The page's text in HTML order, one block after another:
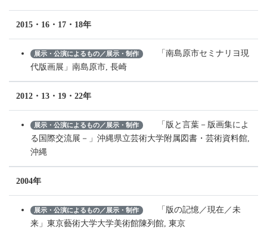
2015・16・17・18年
展示・公演によるもの／展示・制作
「南島原市セミナリヨ現
代版画展」南島原市, 長崎
2012・13・19・22年
展示・公演によるもの／展示・制作
「版と言葉－版画集によ
る国際交流展－」沖縄県立芸術大学附属図書・芸術資料館,
沖縄
2004年
展示・公演によるもの／展示・制作
「版の記憶／現在／未
来」東京藝術大学大学美術館陳列館, 東京